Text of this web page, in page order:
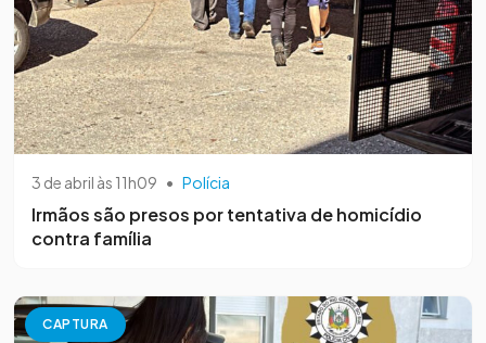
3 de abril às 11h09 • Polícia
Irmãos são presos por tentativa de homicídio
contra família
CAPTURA